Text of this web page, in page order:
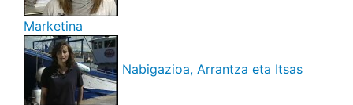
Marketina
Nabigazioa, Arrantza eta Itsas